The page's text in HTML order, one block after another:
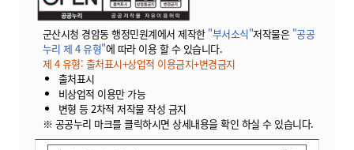
군산시청 경암동 행정민원계에서 제작한 "부서소식"저작물은 "공공
누리 제 4 유형"에 따라 이용 할 수 있습니다.
제 4 유형: 출처표시+상업적 이용금지+변경금지
출처표시
비상업적 이용만 가능
변형 등 2차적 저작물 작성 금지
※ 공공누리 마크를 클릭하시면 상세내용을 확인 하실 수 있습니다.